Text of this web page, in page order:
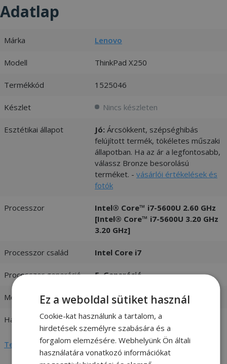
Adatlap
Márka Lenovo
Modell ThinkPad X250
Termékkód 1525046
Készlet Nincs készleten
Esztétikai állapot Jó: Árcsökkent, szépséghibás
felújított termék, tökéletes műszaki
állapotban. Ha az ár a legfontosabb,
válassz Bronze besorolású
terméket. - vásárlói értékelések és
fotók
Processzor
Intel® Core™ i7-5600U 2.60 GHz
[Intel® Core™ i7-5600U 3.20 GHz
3.20 GHz]
Processzor család Intel Core i7
Processzor generáció 5. Generáció
Memória (RAM) 8GB DDR3
Háttértár 240GB SSD
Teljes adatlap megtekintése
Ez a weboldal sütiket használ
Cookie-kat használunk a tartalom, a
hirdetések személyre szabására és a
forgalom elemzésére. Webhelyünk Ön általi
használatára vonatkozó információkat